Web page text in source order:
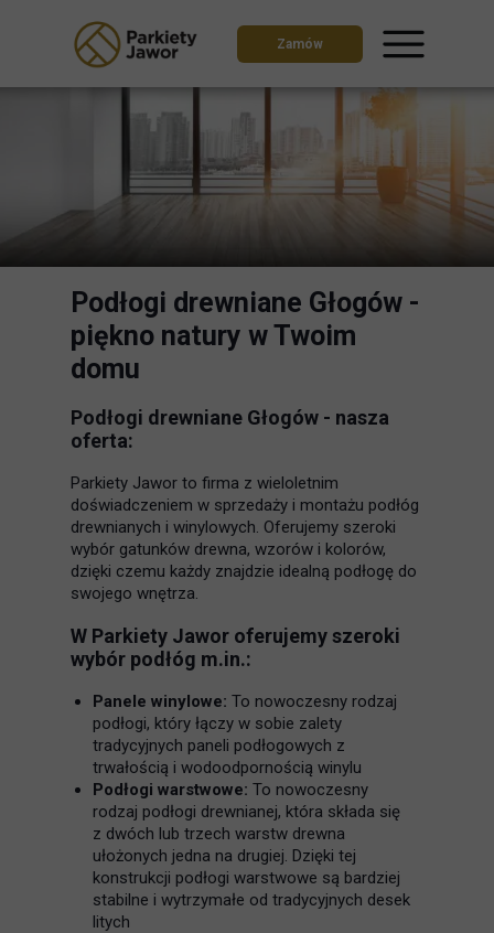
Zamów
Podłogi drewniane Głogów -
piękno natury w Twoim
domu
Podłogi drewniane Głogów - nasza
oferta:
Parkiety Jawor to firma z wieloletnim
doświadczeniem w sprzedaży i montażu podłóg
drewnianych i winylowych. Oferujemy szeroki
wybór gatunków drewna, wzorów i kolorów,
dzięki czemu każdy znajdzie idealną podłogę do
swojego wnętrza.
W Parkiety Jawor oferujemy szeroki
wybór podłóg m.in.:
Panele winylowe: To nowoczesny rodzaj
podłogi, który łączy w sobie zalety
tradycyjnych paneli podłogowych z
trwałością i wodoodpornością winylu
Podłogi warstwowe: To nowoczesny
rodzaj podłogi drewnianej, która składa się
z dwóch lub trzech warstw drewna
ułożonych jedna na drugiej. Dzięki tej
konstrukcji podłogi warstwowe są bardziej
stabilne i wytrzymałe od tradycyjnych desek
litych